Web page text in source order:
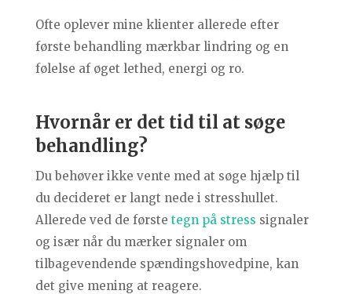
Ofte oplever mine klienter allerede efter
første behandling mærkbar lindring og en
følelse af øget lethed, energi og ro.
Hvornår er det tid til at søge
behandling?
Du behøver ikke vente med at søge hjælp til
du decideret er langt nede i stresshullet.
Allerede ved de første tegn på stress signaler
og især når du mærker signaler om
tilbagevendende spændingshovedpine, kan
det give mening at reagere.